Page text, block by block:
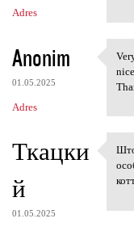
Adres
Anonim
01.05.2025
Adres
Ткацки
й
01.05.2025